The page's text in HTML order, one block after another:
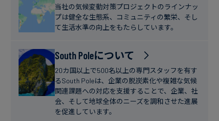
ナ
ブ
フ
ァ
イ
ナ
ン
ニ
ー
ス
当社の気候変動対策プロジェクトのラインナッ
プは健全な生態系、コミュニティの繁栄、そし
て生活水準の向上をもたらしています。
South Poleについて
20カ国以上で500名以上の専門スタッフを有す
るSouth Poleは、企業の脱炭素化や複雑な気候
関連課題への対応を支援することで、企業、社
会、そして地球全体のニーズを調和させた進展
を促進しています。